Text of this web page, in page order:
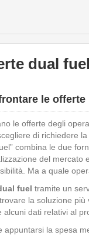
dual fuel
le offerte
le offerte degli
di richiedere
combina le due
del mercato
Ma a quale
fuel tramite un
la soluzione
dati relativi al
appuntarsi la spesa